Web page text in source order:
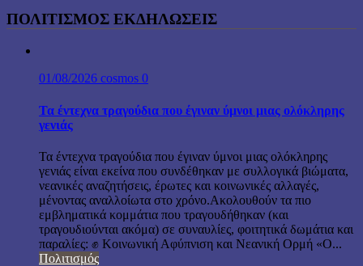
ΠΟΛΙΤΙΣΜΟΣ ΕΚΔΗΛΩΣΕΙΣ
01/08/2026 cosmos 0
Τα έντεχνα τραγούδια που έγιναν ύμνοι μιας ολόκληρης
γενιάς
Τα έντεχνα τραγούδια που έγιναν ύμνοι μιας ολόκληρης
γενιάς είναι εκείνα που συνδέθηκαν με συλλογικά βιώματα,
νεανικές αναζητήσεις, έρωτες και κοινωνικές αλλαγές,
μένοντας αναλλοίωτα στο χρόνο.Ακολουθούν τα πιο
εμβληματικά κομμάτια που τραγουδήθηκαν (και
τραγουδιούνται ακόμα) σε συναυλίες, φοιτητικά δωμάτια και
παραλίες: ✊ Κοινωνική Αφύπνιση και Νεανική Ορμή «Ο...
Πολιτισμός